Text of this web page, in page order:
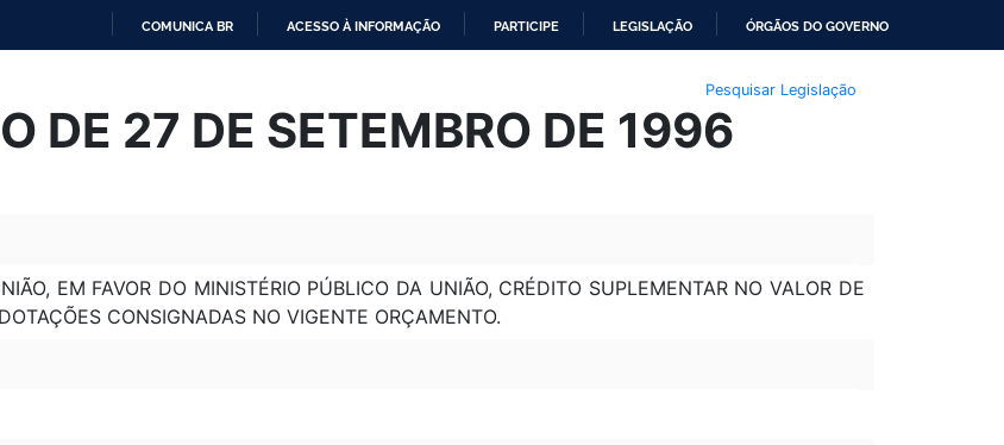
O
CONTEÚDO
COMUNICA BR ACESSO À INFORMAÇÃO PARTICIPE LEGISLAÇÃO ÓRGÃOS DO GOVERNO
Pesquisar Legislação
DE 27 DE SETEMBRO DE 1996
EM FAVOR DO MINISTÉRIO PÚBLICO DA UNIÃO, CRÉDITO SUPLEMENTAR NO VALOR DE
CONSIGNADAS NO VIGENTE ORÇAMENTO.